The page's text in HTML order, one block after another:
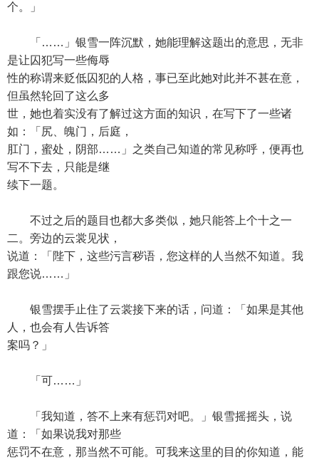
个。」
「……」银雪一阵沉默，她能理解这题出的意思，无非
是让囚犯写一些侮辱
性的称谓来贬低囚犯的人格，事已至此她对此并不甚在意，
但虽然轮回了这么多
世，她也着实没有了解过这方面的知识，在写下了一些诸
如：「尻、魄门，后庭，
肛门，蜜处，阴部……」之类自己知道的常见称呼，便再也
写不下去，只能是继
续下一题。
不过之后的题目也都大多类似，她只能答上个十之一
二。旁边的云裳见状，
说道：「陛下，这些污言秽语，您这样的人当然不知道。我
跟您说……」
银雪摆手止住了云裳接下来的话，问道：「如果是其他
人，也会有人告诉答
案吗？」
「可……」
「我知道，答不上来有惩罚对吧。」银雪摇摇头，说
道：「如果说我对那些
惩罚不在意，那当然不可能。可我来这里的目的你知道，能